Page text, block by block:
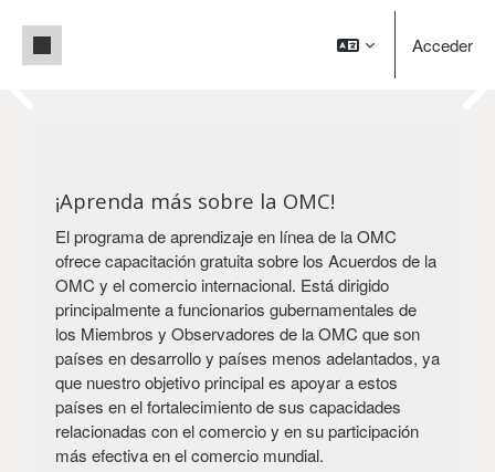
Panel lateral Acceder
Pause
Creación de capacidad comercial para el
desarrollo
Crear una cuenta Conectarse
¡Aprenda más sobre la OMC!
El programa de aprendizaje en línea de la OMC
ofrece capacitación gratuita sobre los Acuerdos de la
OMC y el comercio internacional. Está dirigido
principalmente a funcionarios gubernamentales de
los Miembros y Observadores de la OMC que son
países en desarrollo y países menos adelantados, ya
que nuestro objetivo principal es apoyar a estos
países en el fortalecimiento de sus capacidades
relacionadas con el comercio y en su participación
más efectiva en el comercio mundial.